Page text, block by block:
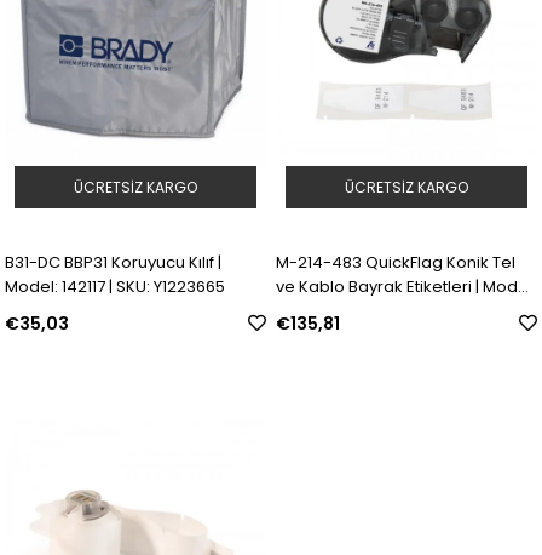
B31-DC BBP31 Koruyucu Kılıf |
Model: 142117 | SKU: Y1223665
€35,03
ÜCRETSIZ KARGO
M-214-483 QuickFlag Konik Tel
ve Kablo Bayrak Etiketleri | Model:
170965 | SKU: Y5073124
€135,81
ÜCRETSIZ KARGO